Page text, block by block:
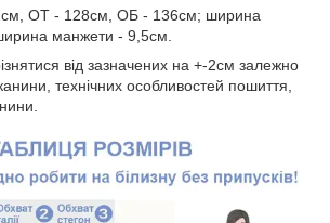
ОТ - 128см, ОБ - 136см; ширина
манжети - 9,5см.
від зазначених на +-2см залежно
технічних особливостей пошиття,